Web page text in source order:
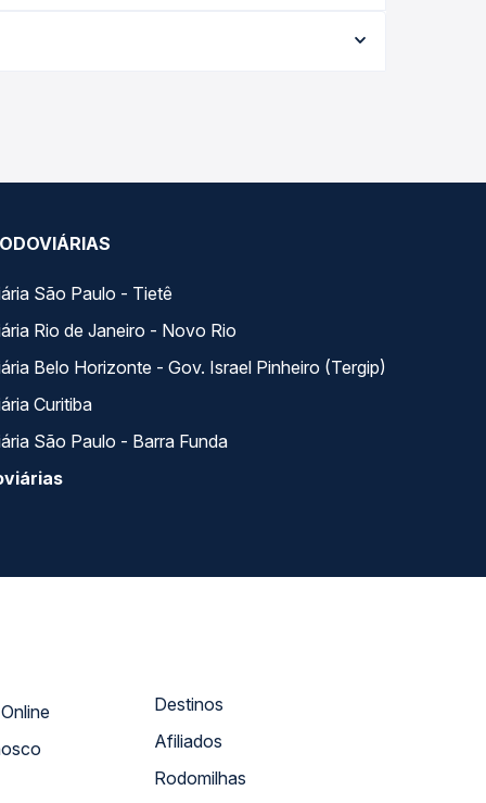
a melhor oferta para o seu roteiro.
São Paulo - Tietê
Rio de Janeiro - Novo Rio
Belo Horizonte - Gov. Israel Pinheiro (Tergip)
Curitiba
São Paulo - Barra Funda
Atendimento Online
Destinos
Afiliados
Rodomilhas